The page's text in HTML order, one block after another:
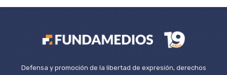
Defensa y promoción de la libertad de expresión, derechos